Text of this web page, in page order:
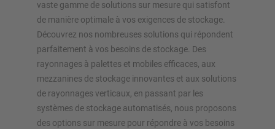
vaste gamme de solutions sur mesure qui satisfont
de manière optimale à vos exigences de stockage.
Découvrez nos nombreuses solutions qui répondent
parfaitement à vos besoins de stockage. Des
rayonnages à palettes et mobiles efficaces, aux
mezzanines de stockage innovantes et aux solutions
de rayonnages verticaux, en passant par les
systèmes de stockage automatisés, nous proposons
des options sur mesure pour répondre à vos besoins
Rayonnages à palettes
Rayonnages mobiles
Hall de rayonnages
Mezzanines
Rayonnage vertical